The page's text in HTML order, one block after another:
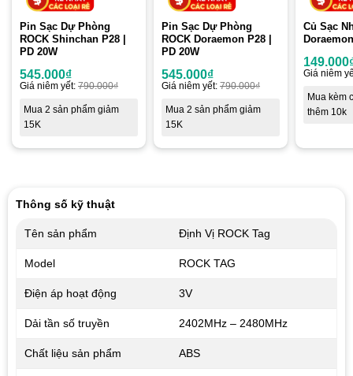
Pin Sạc Dự Phòng
ROCK Shinchan P28 |
PD 20W
545.000₫
Giá niêm yết: 790.000₫
Mua 2 sản phẩm giảm
15K
Pin Sạc Dự Phòng
ROCK Doraemon P28 |
PD 20W
545.000₫
Giá niêm yết: 790.000₫
Mua 2 sản phẩm giảm
15K
Củ Sạc
149.000
Giá niêm
Mua kèm
thêm 10k
Thông số kỹ thuật
Tên sản phẩm Định Vị ROCK Tag
Model ROCK TAG
Điện áp hoạt động 3V
Dải tần số truyền 2402MHz – 2480MHz
Chất liệu sản phẩm ABS